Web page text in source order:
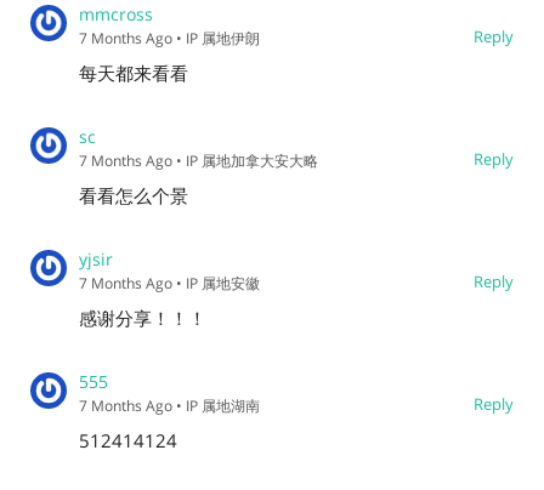
mmcross
Reply
7 Months Ago • IP 属地伊朗
每天都来看看
sc
Reply
7 Months Ago • IP 属地加拿大安大略
看看怎么个景
yjsir
Reply
7 Months Ago • IP 属地安徽
感谢分享！！！
555
Reply
7 Months Ago • IP 属地湖南
512414124